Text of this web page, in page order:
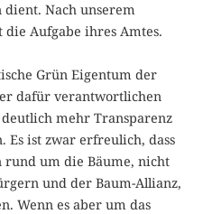
Nach unserem
Aufgabe ihres Amtes.
Grün Eigentum der
dafür verantwortlichen
mehr Transparenz
ist zwar erfreulich, dass
um die Bäume, nicht
und der Baum-Allianz,
Wenn es aber um das